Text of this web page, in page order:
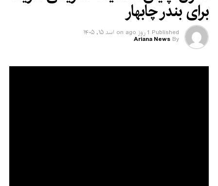
برای بندر چابهار
Published 1 روز ago on اسد ۱۵, ۱۴۰۵
By
Ariana News